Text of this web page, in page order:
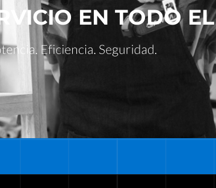
EN TODO